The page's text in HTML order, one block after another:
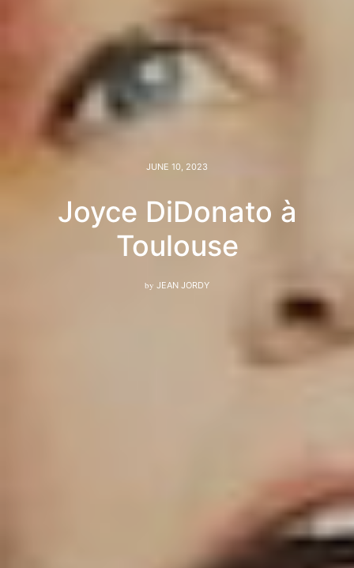
JUNE 10, 2023
Joyce DiDonato à
Toulouse
by JEAN JORDY